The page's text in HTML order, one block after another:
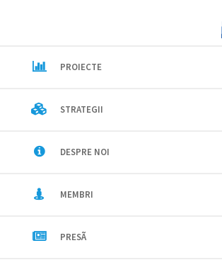
PROIECTE
STRATEGII
DESPRE NOI
MEMBRI
PRESÃ